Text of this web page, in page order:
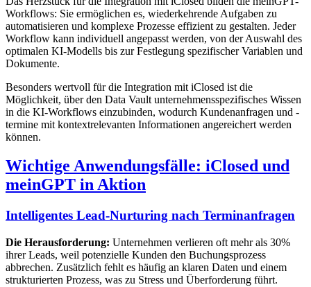
Workflows: Sie ermöglichen es, wiederkehrende Aufgaben zu
automatisieren und komplexe Prozesse effizient zu gestalten. Jeder
Workflow kann individuell angepasst werden, von der Auswahl des
optimalen KI-Modells bis zur Festlegung spezifischer Variablen und
Dokumente.
Besonders wertvoll für die Integration mit iClosed ist die
Möglichkeit, über den Data Vault unternehmensspezifisches Wissen
in die KI-Workflows einzubinden, wodurch Kundenanfragen und -
termine mit kontextrelevanten Informationen angereichert werden
können.
Wichtige Anwendungsfälle: iClosed und
meinGPT in Aktion
Intelligentes Lead-Nurturing nach Terminanfragen
Die Herausforderung: Unternehmen verlieren oft mehr als 30%
ihrer Leads, weil potenzielle Kunden den Buchungsprozess
abbrechen. Zusätzlich fehlt es häufig an klaren Daten und einem
strukturierten Prozess, was zu Stress und Überforderung führt.